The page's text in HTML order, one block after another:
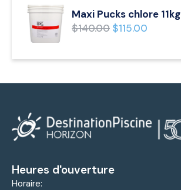
Maxi Pucks chlore 11kg
$140.00 $115.00
Heures d'ouverture
Horaire: